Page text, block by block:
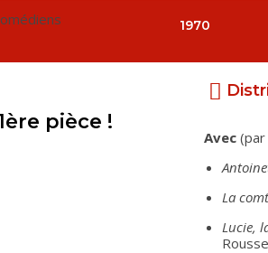
1970
pièce !
Avec (par
La
Lucie,